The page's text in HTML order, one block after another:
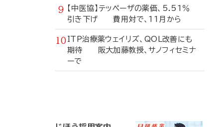
【中医協】テッペーザの薬価、5.51％
引き下げ 費用対で、11月から
ITP治療薬ウェイリズ、QOL改善にも
期待 阪大加藤教授、サノフィセミナ
ーで